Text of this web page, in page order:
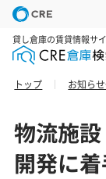
貸し倉庫の賃貸情報サ
トップ お知ら
物流施設
開発に